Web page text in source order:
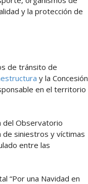
y la protección de
de tránsito de
y la Concesión
en el territorio
del Observatorio
de siniestros y víctimas
entre las
“Por una Navidad en